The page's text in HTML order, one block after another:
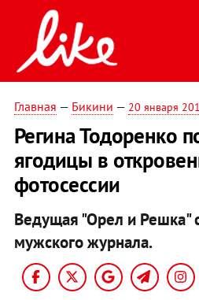
Главная — Бикини — 20 января
Регина Тодоренко
ягодицы в
фотосессии
Ведущая "Орел и Решка"
мужского журнала.